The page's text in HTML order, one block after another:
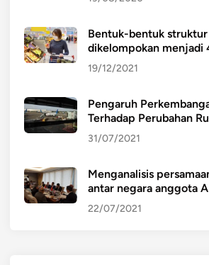
Bentuk-bentuk struktur
dikelompokan menjadi
19/12/2021
Pengaruh
Terhadap Perubahan
31/07/2021
Menganalisis
antar negara anggota
22/07/2021